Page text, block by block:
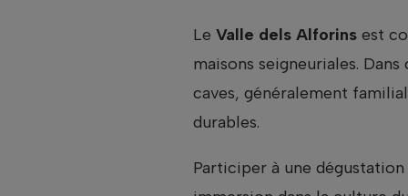
Le Valle dels Alforins est
maisons seigneuriales.
caves, généralement
durables.
Participer à une